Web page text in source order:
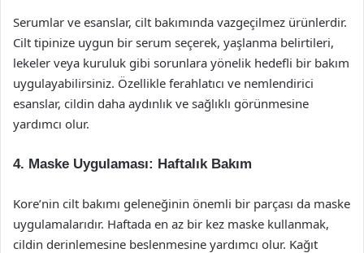
Serumlar ve esanslar, cilt bakımında vazgeçilmez ürünlerdir.
Cilt tipinize uygun bir serum seçerek, yaşlanma belirtileri,
lekeler veya kuruluk gibi sorunlara yönelik hedefli bir bakım
uygulayabilirsiniz. Özellikle ferahlatıcı ve nemlendirici
esanslar, cildin daha aydınlık ve sağlıklı görünmesine
yardımcı olur.
4. Maske Uygulaması: Haftalık Bakım
Kore’nin cilt bakımı geleneğinin önemli bir parçası da maske
uygulamalarıdır. Haftada en az bir kez maske kullanmak,
cildin derinlemesine beslenmesine yardımcı olur. Kağıt